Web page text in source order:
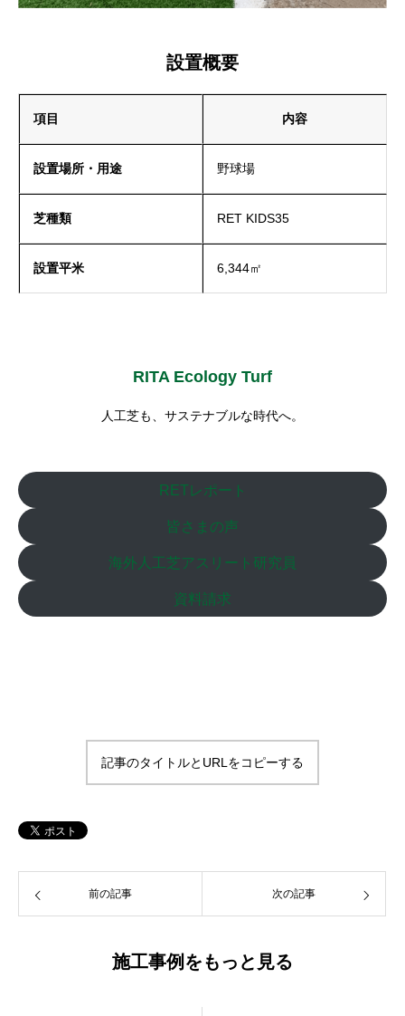
設置概要
項目 内容
設置場所・用途 野球場
芝種類 RET KIDS35
設置平米 6,344㎡
RITA Ecology Turf
人工芝も、サステナブルな時代へ。
RETレポート
皆さまの声
海外人工芝アスリート研究員
資料請求
記事のタイトルとURLをコピーする
前の記事 次の記事
施工事例をもっと見る